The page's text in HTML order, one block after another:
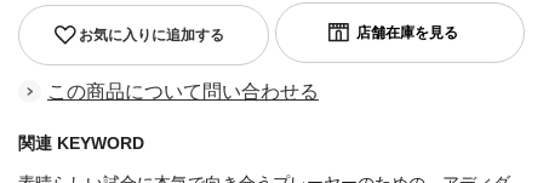
お気に入りに追加する
この商品について問い合わせる
関連 KEYWORD